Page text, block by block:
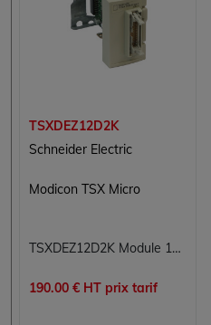
TSXDEZ12D2K
Schneider Electric
Modicon TSX Micro
TSXDEZ12D2K Module 12 entrées numériques TOR Carte 12E TOR Modicon TSX Micro Schneider Electric
190.00 € HT prix tarif